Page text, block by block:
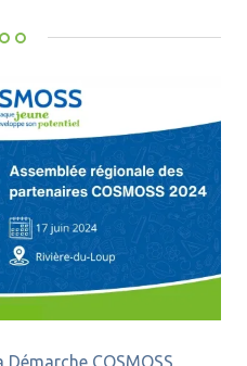
COSMOSS